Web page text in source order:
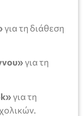
για τη διάθεση
»για τη
»για τη